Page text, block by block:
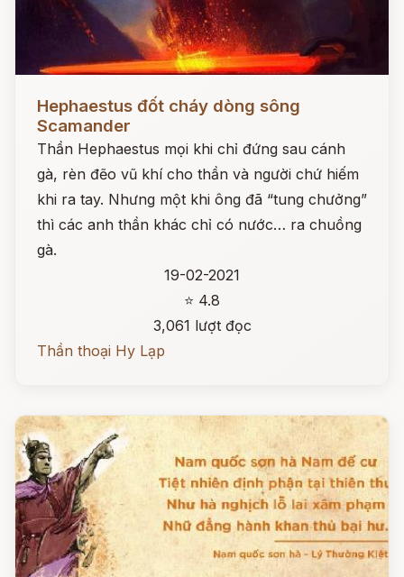
Hephaestus đốt cháy dòng sông
Scamander
Thần Hephaestus mọi khi chỉ đứng sau cánh
gà, rèn đẽo vũ khí cho thần và người chứ hiếm
khi ra tay. Nhưng một khi ông đã “tung chưởng”
thì các anh thần khác chỉ có nước… ra chuồng
gà.
19-02-2021
⭐ 4.8
3,061 lượt đọc
Thần thoại Hy Lạp